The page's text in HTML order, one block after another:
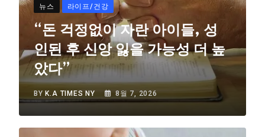
뉴스 라이프/건강
“돈 걱정없이 자란 아이들, 성
인된 후 신앙 잃을 가능성 더 높
았다”
BY K.A TIMES NY 8월 7, 2026